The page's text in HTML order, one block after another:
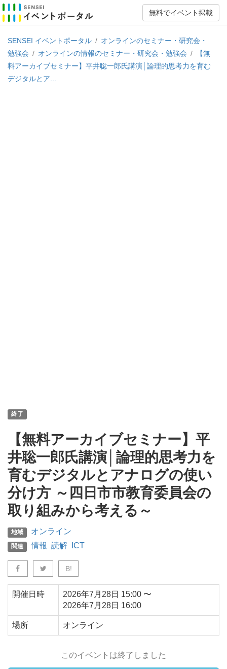
無料でイベント掲載
SENSEI イベントポータル / オンラインのセミナー・研究会・
勉強会 / オンラインの情報のセミナー・研究会・勉強会 /
【無
料アーカイブセミナー】平井聡一郎氏講演│論理的思考力を育む
デジタルとア...
終了
【無料アーカイブセミナー】平
井聡一郎氏講演│論理的思考力を
育むデジタルとアナログの使い
分け方 ～四日市市教育委員会の
取り組みから考える～
地域 オンライン
関連 情報 読解 ICT
B!
開催日時 2026年7月28日 15:00 〜
2026年7月28日 16:00
場所 オンライン
このイベントは終了しました